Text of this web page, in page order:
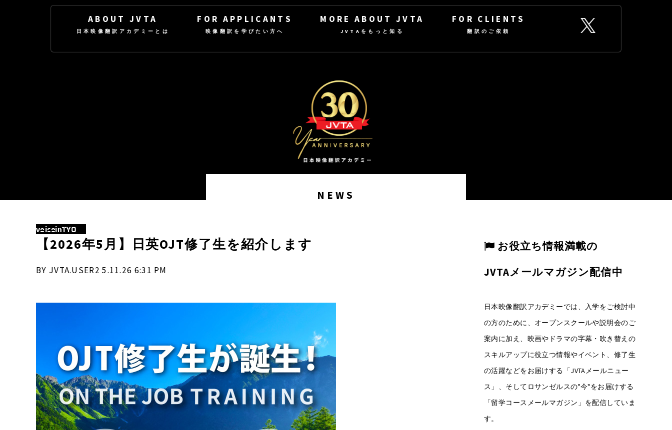
ABOUT JVTA
日本映像翻訳アカデミーとは
FOR APPLICANTS
映像翻訳を学びたい方へ
MORE ABOUT JVTA
JVTAをもっと知る
FOR CLIENTS
翻訳のご依頼
NEWS
voiceinTYO
【2026年5月】日英OJT修了生を紹介します
BY JVTA.USER2 5.11.26 6:31 PM
お役立ち情報満載の
JVTAメールマガジン配信中
日本映像翻訳アカデミーでは、入学をご検討中
の方のために、オープンスクールや説明会のご
案内に加え、映画やドラマの字幕・吹き替えの
スキルアップに役立つ情報やイベント、修了生
の活躍などをお届けする「JVTAメールニュー
ス」、そしてロサンゼルスの"今"をお届けする
「留学コースメールマガジン」を配信していま
す。